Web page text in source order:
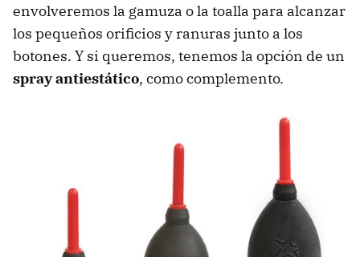
envolveremos la gamuza o la toalla para alcanzar
los pequeños orificios y ranuras junto a los
botones. Y si queremos, tenemos la opción de un
spray antiestático, como complemento.